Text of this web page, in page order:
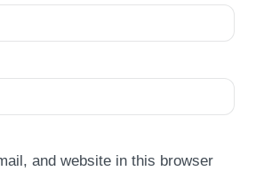
and website in this browser